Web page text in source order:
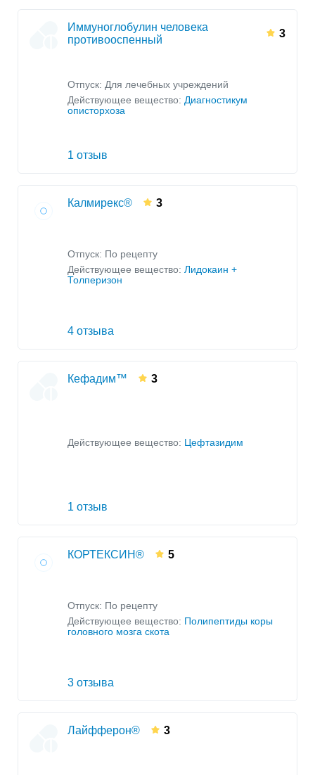
Иммуноглобулин человека
противооспенный
3
Отпуск: Для лечебных учреждений
Действующее вещество: Диагностикум
описторхоза
1 отзыв
Калмирекс® 3
Отпуск: По рецепту
Действующее вещество: Лидокаин +
Толперизон
4 отзыва
Кефадим™ 3
Действующее вещество: Цефтазидим
1 отзыв
КОРТЕКСИН® 5
Отпуск: По рецепту
Действующее вещество: Полипептиды коры
головного мозга скота
3 отзыва
Лайфферон® 3